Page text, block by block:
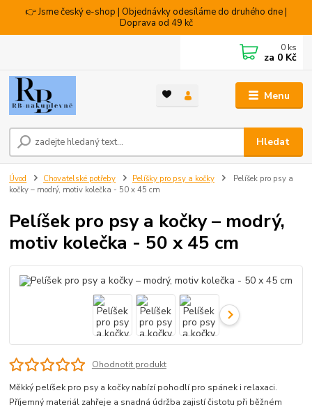
👉 Jsme český e-shop | Objednávky odesíláme do druhého dne |
Doprava od 49 kč
Menu
Hledat
0 ks
za 0 Kč
Úvod Chovatelské potřeby Pelíšky pro psy a kočky
Pelíšek pro psy a
kočky – modrý, motiv kolečka - 50 x 45 cm
Pelíšek pro psy a kočky – modrý,
motiv kolečka - 50 x 45 cm
Ohodnotit produkt
Měkký pelíšek pro psy a kočky nabízí pohodlí pro spánek i relaxaci.
Příjemný materiál zahřeje a snadná údržba zajistí čistotu při běžném